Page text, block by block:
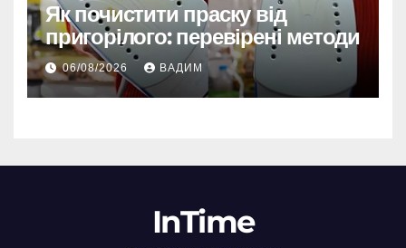
Як почистити праску від
пригорілого: перевірені методи
06/08/2026 ВАДИМ
InTime